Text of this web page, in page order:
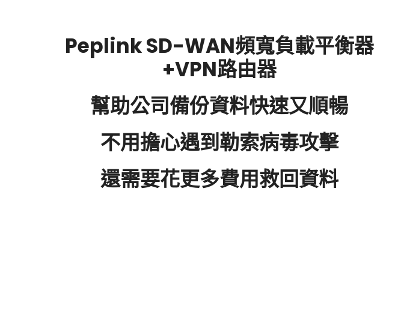
Peplink SD-WAN頻寬負載平衡器
+VPN路由器
幫助公司備份資料快速又順暢
不用擔心遇到勒索病毒攻擊
還需要花更多費用救回資料